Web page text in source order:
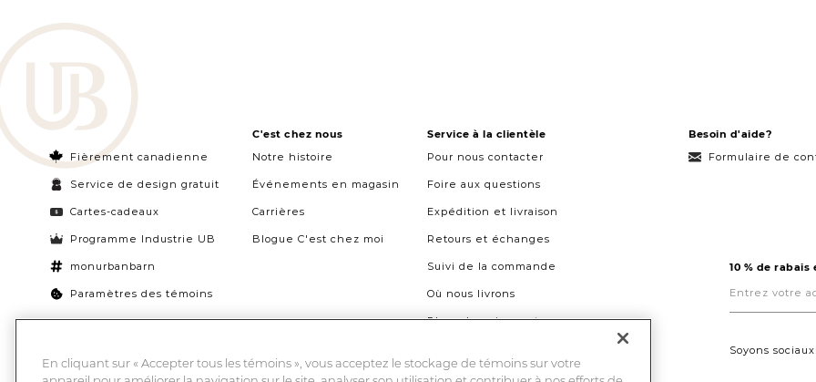
Fièrement canadienne
Service de design gratuit
Cartes-cadeaux
Programme Industrie UB
monurbanbarn
Paramètres des témoins
C'est chez nous
Notre histoire
Événements en magasin
Carrières
Blogue C'est chez moi
Service à la clientèle
Pour nous contacter
Foire aux questions
Expédition et livraison
Retours et échanges
Suivi de la commande
Où nous livrons
Plans de paiement
Besoin d'aide?
Formulaire de
10 % de
votre
Soyons sociaux!
En cliquant sur « Accepter tous les témoins », vous acceptez le stockage de témoins sur votre